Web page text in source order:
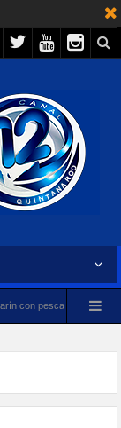
y cooperativistas